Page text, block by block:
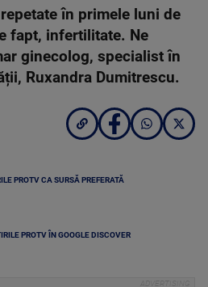
în primele luni de
fapt, infertilitate. Ne
ginecolog, specialist în
Ruxandra Dumitrescu.
PROTV CA SURSĂ PREFERATĂ
PROTV ÎN GOOGLE DISCOVER